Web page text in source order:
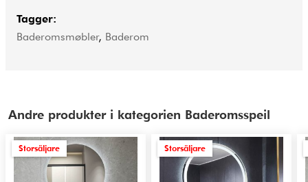
Tagger:
Baderomsmøbler, Baderom
Andre produkter i kategorien Baderomsspeil
Storsäljare Storsäljare